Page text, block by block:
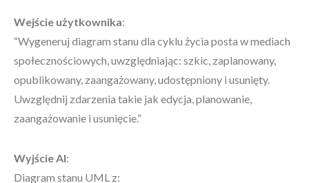
Wejście użytkownika:
“Wygeneruj diagram stanu dla cyklu życia posta w mediach
społecznościowych, uwzględniając: szkic, zaplanowany,
opublikowany, zaangażowany, udostępniony i usunięty.
Uwzględnij zdarzenia takie jak edycja, planowanie,
zaangażowanie i usunięcie.”
Wyjście AI:
Diagram stanu UML z: